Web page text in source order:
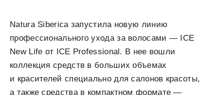
Natura Siberica запустила новую линию
профессионального ухода за волосами — ICE
New Life от ICE Professional. В нее вошли
коллекция средств в больших объемах
и красителей специально для салонов красоты,
а также средства в компактном формате —